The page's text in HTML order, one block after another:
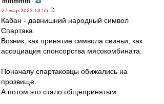
-
27 мар 2023 13:55
Кабан - давнишний народный символ
Спартака.
Возник, как принятие символа свиньи, как
ассоциация спонсорства мясокомбината.
Поначалу спартаковцы обижались на
прозвище.
А потом это стало общепринятым.